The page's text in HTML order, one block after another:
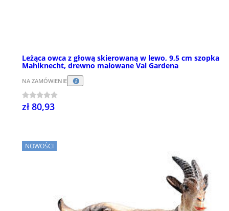
Leżąca owca z głową skierowaną w lewo, 9,5 cm szopka
Mahlknecht, drewno malowane Val Gardena
NA ZAMÓWIENIE
zł 80,93
NOWOŚCI